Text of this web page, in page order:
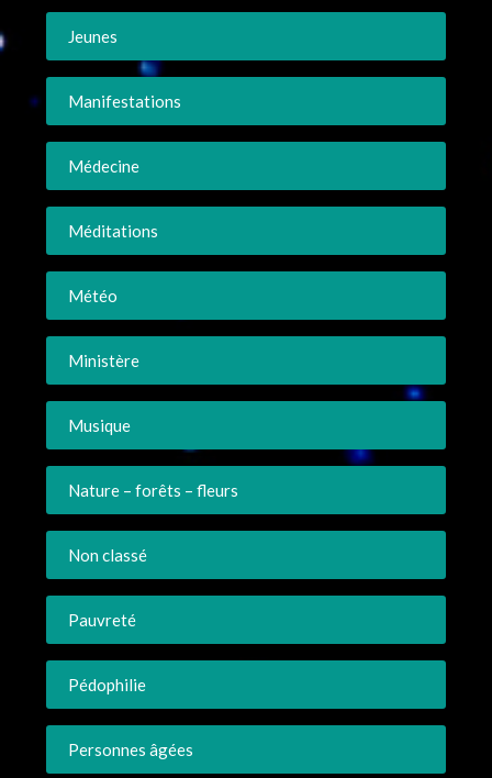
Jeunes
Manifestations
Médecine
Méditations
Météo
Ministère
Musique
Nature – forêts – fleurs
Non classé
Pauvreté
Pédophilie
Personnes âgées